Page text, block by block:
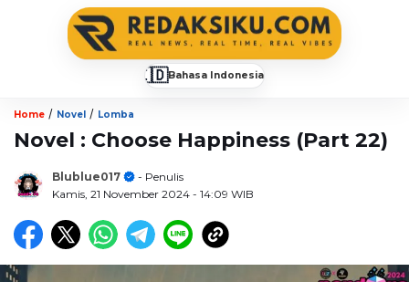
🇮🇩Bahasa Indonesia
Home / Novel / Lomba
Novel : Choose Happiness (Part 22)
Blublue017
- Penulis
Kamis, 21 November 2024 - 14:09 WIB